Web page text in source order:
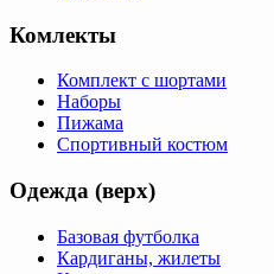
Комлекты
Комплект с шортами
Наборы
Пижама
Спортивный костюм
Одежда (верх)
Базовая футболка
Кардиганы, жилеты